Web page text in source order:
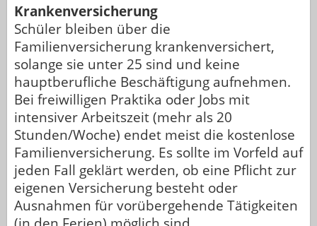
Krankenversicherung
Schüler bleiben über die
Familienversicherung krankenversichert,
solange sie unter 25 sind und keine
hauptberufliche Beschäftigung aufnehmen.
Bei freiwilligen Praktika oder Jobs mit
intensiver Arbeitszeit (mehr als 20
Stunden/Woche) endet meist die kostenlose
Familienversicherung. Es sollte im Vorfeld auf
jeden Fall geklärt werden, ob eine Pflicht zur
eigenen Versicherung besteht oder
Ausnahmen für vorübergehende Tätigkeiten